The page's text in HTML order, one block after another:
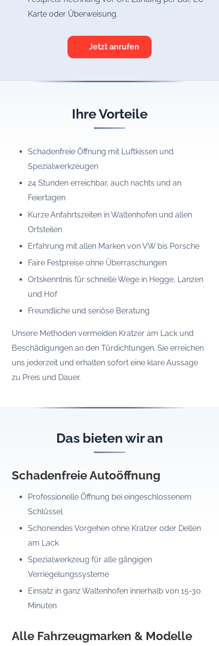
Karte oder Überweisung.
Jetzt anrufen
Ihre Vorteile
Schadenfreie Öffnung mit Luftkissen und
Spezialwerkzeugen
24 Stunden erreichbar, auch nachts und an
Feiertagen
Kurze Anfahrtszeiten in Waltenhofen und allen
Ortsteilen
Erfahrung mit allen Marken von VW bis Porsche
Faire Festpreise ohne Überraschungen
Ortskenntnis für schnelle Wege in Hegge, Lanzen
und Hof
Freundliche und seriöse Beratung
Unsere Methoden vermeiden Kratzer am Lack und
Beschädigungen an den Türdichtungen. Sie erreichen
uns jederzeit und erhalten sofort eine klare Aussage
zu Preis und Dauer.
Das bieten wir an
Schadenfreie Autoöffnung
Professionelle Öffnung bei eingeschlossenem
Schlüssel
Schonendes Vorgehen ohne Kratzer oder Dellen
am Lack
Spezialwerkzeug für alle gängigen
Verriegelungssysteme
Einsatz in ganz Waltenhofen innerhalb von 15-30
Minuten
Alle Fahrzeugmarken & Modelle